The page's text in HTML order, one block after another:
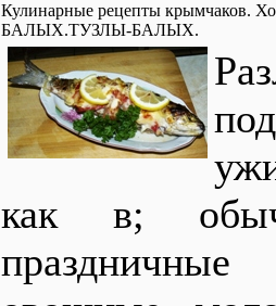
Кулинарные рецепты крымчаков.
БАЛЫХ.ТУЗЛЫ-БАЛЫХ.
как в;